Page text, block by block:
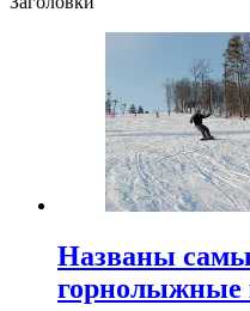
Названы
горнолыжные